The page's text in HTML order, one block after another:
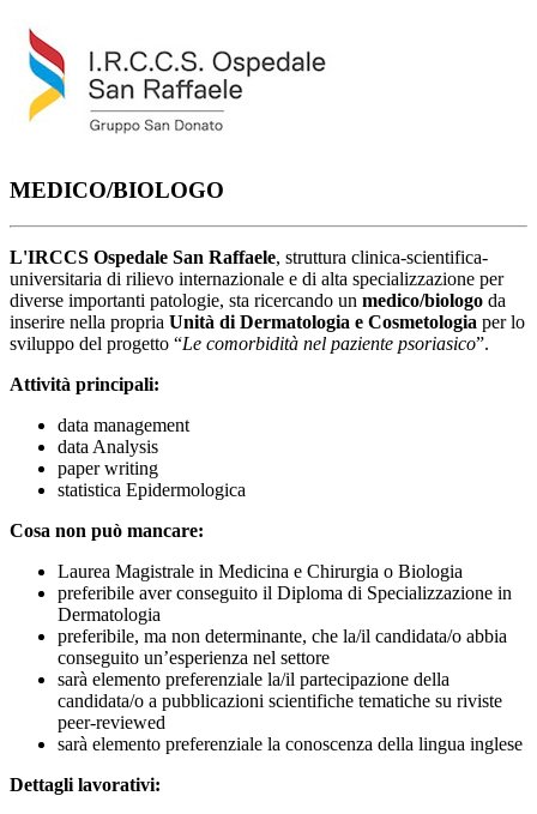
MEDICO/BIOLOGO
L'IRCCS Ospedale San Raffaele, struttura clinica-scientifica-
universitaria di rilievo internazionale e di alta specializzazione per
diverse importanti patologie, sta ricercando un medico/biologo da
inserire nella propria Unità di Dermatologia e Cosmetologia per lo
sviluppo del progetto “Le comorbidità nel paziente psoriasico”.
Attività principali:
data management
data Analysis
paper writing
statistica Epidermologica
Cosa non può mancare:
Laurea Magistrale in Medicina e Chirurgia o Biologia
preferibile aver conseguito il Diploma di Specializzazione in
Dermatologia
preferibile, ma non determinante, che la/il candidata/o abbia
conseguito un’esperienza nel settore
sarà elemento preferenziale la/il partecipazione della
candidata/o a pubblicazioni scientifiche tematiche su riviste
peer-reviewed
sarà elemento preferenziale la conoscenza della lingua inglese
Dettagli lavorativi: